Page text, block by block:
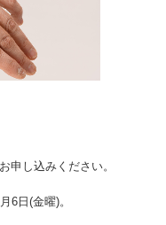
申し込みください。
6日(金曜)。